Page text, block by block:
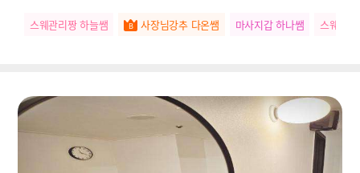
스웨관리짱 하늘쌤 사장님강추 다온쌤 마사지갑 하나쌤 스웨관